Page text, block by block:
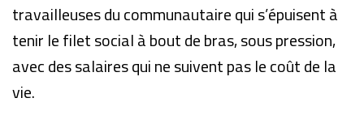
travailleuses du communautaire qui s’épuisent à
tenir le filet social à bout de bras, sous pression,
avec des salaires qui ne suivent pas le coût de la
vie.